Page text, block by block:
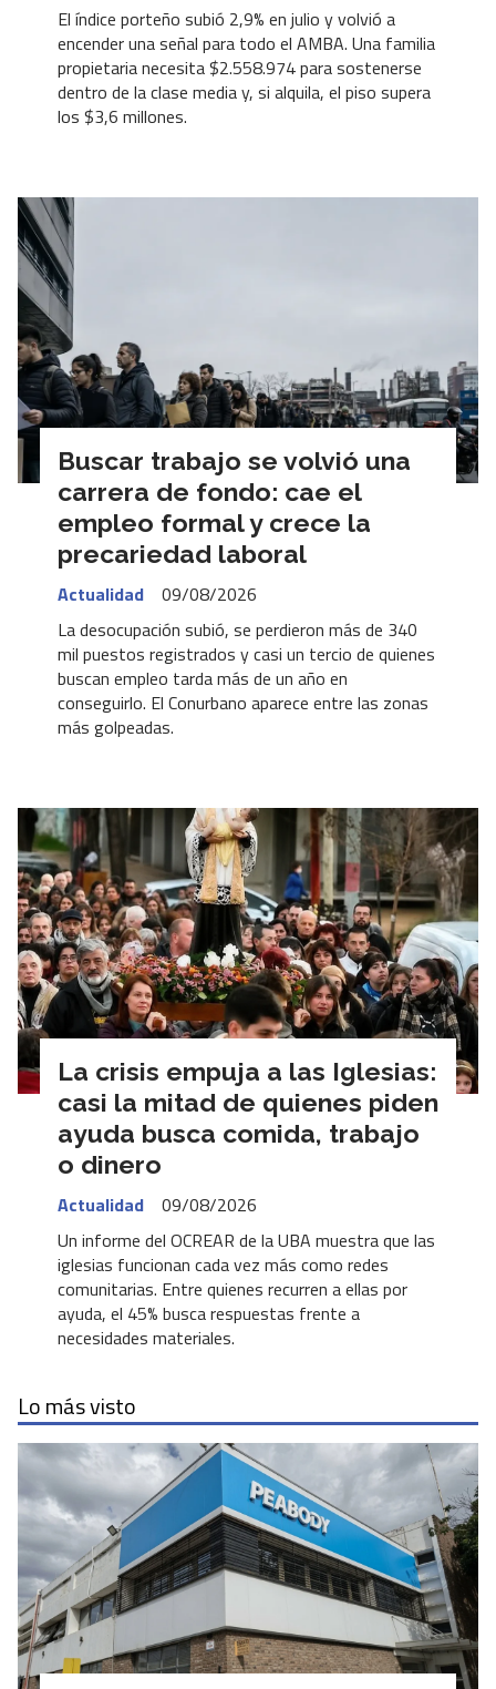
El índice porteño subió 2,9% en julio y volvió a
encender una señal para todo el AMBA. Una familia
propietaria necesita $2.558.974 para sostenerse
dentro de la clase media y, si alquila, el piso supera
los $3,6 millones.
Buscar trabajo se volvió una
carrera de fondo: cae el
empleo formal y crece la
precariedad laboral
Actualidad
09/08/2026
La desocupación subió, se perdieron más de 340
mil puestos registrados y casi un tercio de quienes
buscan empleo tarda más de un año en
conseguirlo. El Conurbano aparece entre las zonas
más golpeadas.
La crisis empuja a las Iglesias:
casi la mitad de quienes piden
ayuda busca comida, trabajo
o dinero
Actualidad
09/08/2026
Un informe del OCREAR de la UBA muestra que las
iglesias funcionan cada vez más como redes
comunitarias. Entre quienes recurren a ellas por
ayuda, el 45% busca respuestas frente a
necesidades materiales.
Lo más visto